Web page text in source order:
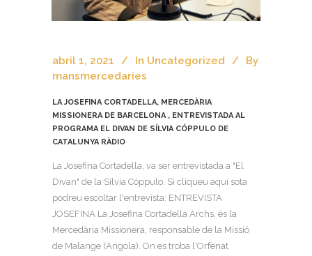
abril 1, 2021 In Uncategorized
By
mansmercedaries
LA JOSEFINA CORTADELLA, MERCEDÀRIA
MISSIONERA DE BARCELONA , ENTREVISTADA AL
PROGRAMA EL DIVAN DE SÍLVIA CÓPPULO DE
CATALUNYA RÀDIO
La Josefina Cortadella, va ser entrevistada a "El
Divan" de la Sílvia Cóppulo. Si cliqueu aquí sota
podreu escoltar l'entrevista: ENTREVISTA
JOSEFINA La Josefina Cortadella Archs, és la
Mercedària Missionera, responsable de la Missió
de Malange (Angola). On es troba l'Orfenat